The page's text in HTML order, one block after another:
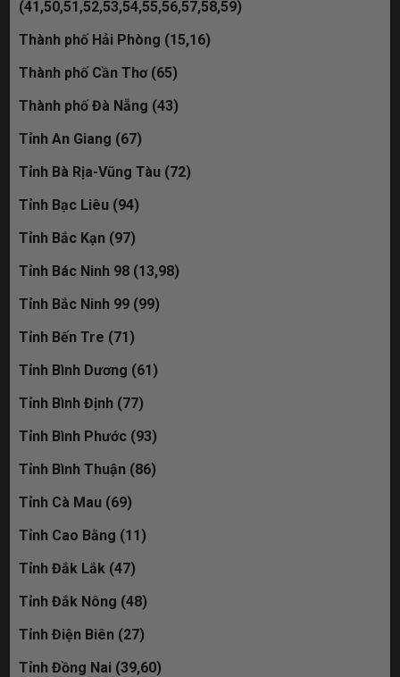
29K-369.86 đã bán
30M-582.28 đã bán
29K-361.86 đã bán
51M-588.58 đã bán
30M-959.98 đã bán
19C-235.68 đã bán
30M-009.90 đã bán
(41,50,51,52,53,54,55,56,57,58,59)
Thành phố Hải Phòng (15,16)
Thành phố Cần Thơ (65)
Thành phố Đà Nẵng (43)
Tỉnh An Giang (67)
Tỉnh Bà Rịa-Vũng Tàu (72)
Tỉnh Bạc Liêu (94)
Tỉnh Bắc Kạn (97)
Tỉnh Bác Ninh 98 (13,98)
Tỉnh Bắc Ninh 99 (99)
Tỉnh Bến Tre (71)
Tỉnh Bình Dương (61)
Tỉnh Bình Định (77)
Tỉnh Bình Phước (93)
Tỉnh Bình Thuận (86)
Tỉnh Cà Mau (69)
Tỉnh Cao Bằng (11)
Tỉnh Đắk Lắk (47)
Tỉnh Đắk Nông (48)
Tỉnh Điện Biên (27)
Tỉnh Đồng Nai (39,60)